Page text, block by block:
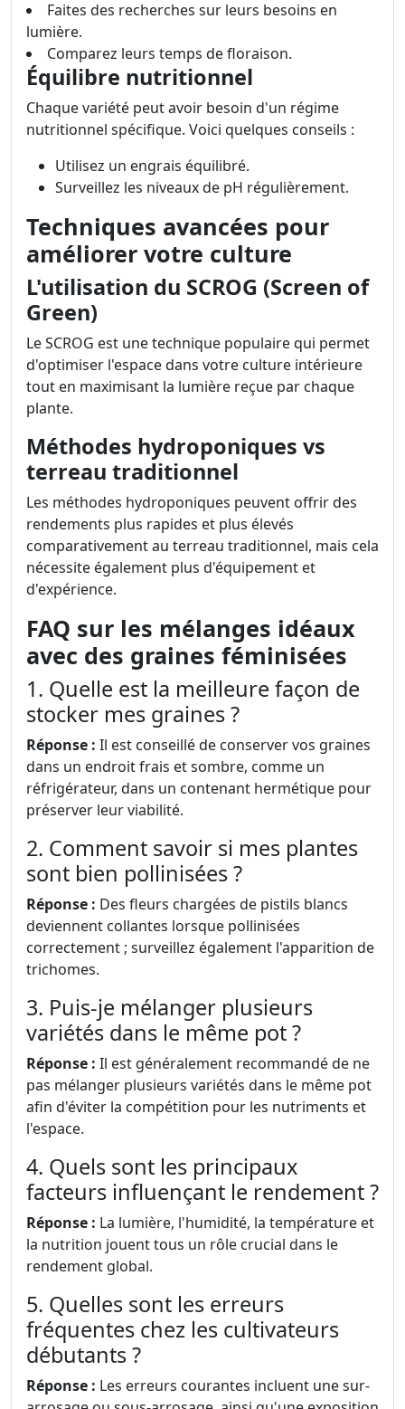
Faites des recherches sur leurs besoins en
lumière.
Comparez leurs temps de floraison.
Équilibre nutritionnel
Chaque variété peut avoir besoin d'un régime
nutritionnel spécifique. Voici quelques conseils :
Utilisez un engrais équilibré.
Surveillez les niveaux de pH régulièrement.
Techniques avancées pour
améliorer votre culture
L'utilisation du SCROG (Screen of
Green)
Le SCROG est une technique populaire qui permet
d'optimiser l'espace dans votre culture intérieure
tout en maximisant la lumière reçue par chaque
plante.
Méthodes hydroponiques vs
terreau traditionnel
Les méthodes hydroponiques peuvent offrir des
rendements plus rapides et plus élevés
comparativement au terreau traditionnel, mais cela
nécessite également plus d'équipement et
d'expérience.
FAQ sur les mélanges idéaux
avec des graines féminisées
1. Quelle est la meilleure façon de
stocker mes graines ?
Réponse : Il est conseillé de conserver vos graines
dans un endroit frais et sombre, comme un
réfrigérateur, dans un contenant hermétique pour
préserver leur viabilité.
2. Comment savoir si mes plantes
sont bien pollinisées ?
Réponse : Des fleurs chargées de pistils blancs
deviennent collantes lorsque pollinisées
correctement ; surveillez également l'apparition de
trichomes.
3. Puis-je mélanger plusieurs
variétés dans le même pot ?
Réponse : Il est généralement recommandé de ne
pas mélanger plusieurs variétés dans le même pot
afin d'éviter la compétition pour les nutriments et
l'espace.
4. Quels sont les principaux
facteurs influençant le rendement ?
Réponse : La lumière, l'humidité, la température et
la nutrition jouent tous un rôle crucial dans le
rendement global.
5. Quelles sont les erreurs
fréquentes chez les cultivateurs
débutants ?
Réponse : Les erreurs courantes incluent une sur-